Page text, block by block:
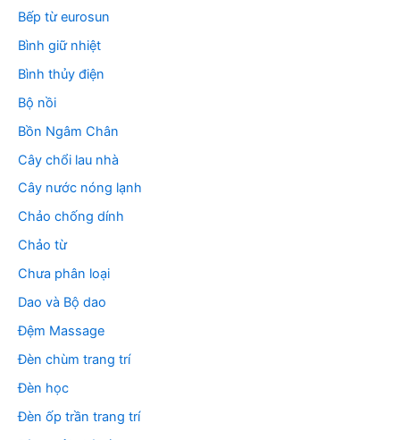
Bếp từ eurosun
Bình giữ nhiệt
Bình thủy điện
Bộ nồi
Bồn Ngâm Chân
Cây chổi lau nhà
Cây nước nóng lạnh
Chảo chống dính
Chảo từ
Chưa phân loại
Dao và Bộ dao
Đệm Massage
Đèn chùm trang trí
Đèn học
Đèn ốp trần trang trí